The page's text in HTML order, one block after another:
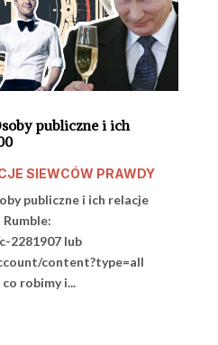
publiczne i ich
SIEWCÓW PRAWDY
publiczne i ich relacje
Rumble:
2281907 lub
content?type=all
robimy i...